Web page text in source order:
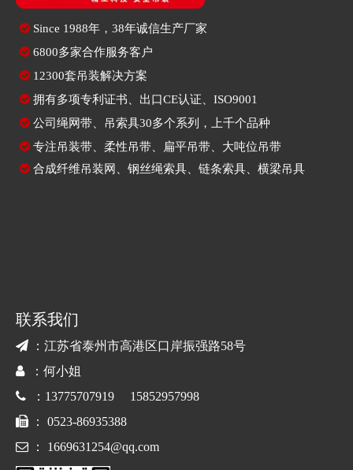
 Since 1988年，38年诚信生产厂家
 6800多家合作服务客户
 12300套吊装解决方案
 拥有多项专利证书、出口CE认证、ISO9001
 公司绳网带、吊索具30多个系列，上千个品种
 专注吊装带 柔性吊带 扁平吊带 、大吨位吊带
 合成纤维吊装网 钢丝绳索具 链条索具 横梁吊具
联系我们
 ：江苏省泰州市高港区口岸振强路58号
：何小姐
 ：13775707919 15852957998
 ： 0523-86935388
 ： 1669631254@qq.com